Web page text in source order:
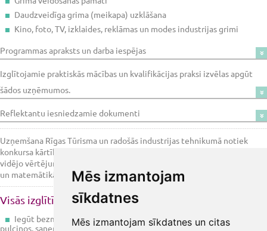
Mēs izmantojam
sīkdatnes
Mēs izmantojam sīkdatnes un citas
Daudzveidīga grima (meikapa) uzklāšana
Kino, foto, TV, izklaides, reklāmas un modes industrijas grimi
Programmas apraksts un darba iespējas
Izglītojamie praktiskās mācības un kvalifikācijas praksi izvēlas apgūt
šādos uzņēmumos.
Reflektantu iesniedzamie dokumenti
Uzņemšana Rīgas Tūrisma un radošās industrijas tehnikumā notiek
konkursa kārtībā, ņemot vērā iepriekšējās izglītības mācību sniegumu
vidējo vērtējumu latviešu valodā, latviešu literatūrā, pirmajā svešvalodā
un matemātikā.
Visās izglītības programmās mācību laikā ir iespējas:
Iegūt bezmaksas izglītību, piedalīties interešu izglītības un sporta
pulciņos, saņemt stipendiju, izmantot dienesta viesnīcu;